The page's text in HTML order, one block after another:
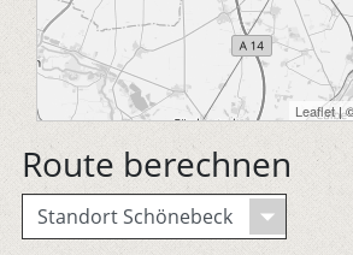
Leaflet|
Route berechnen